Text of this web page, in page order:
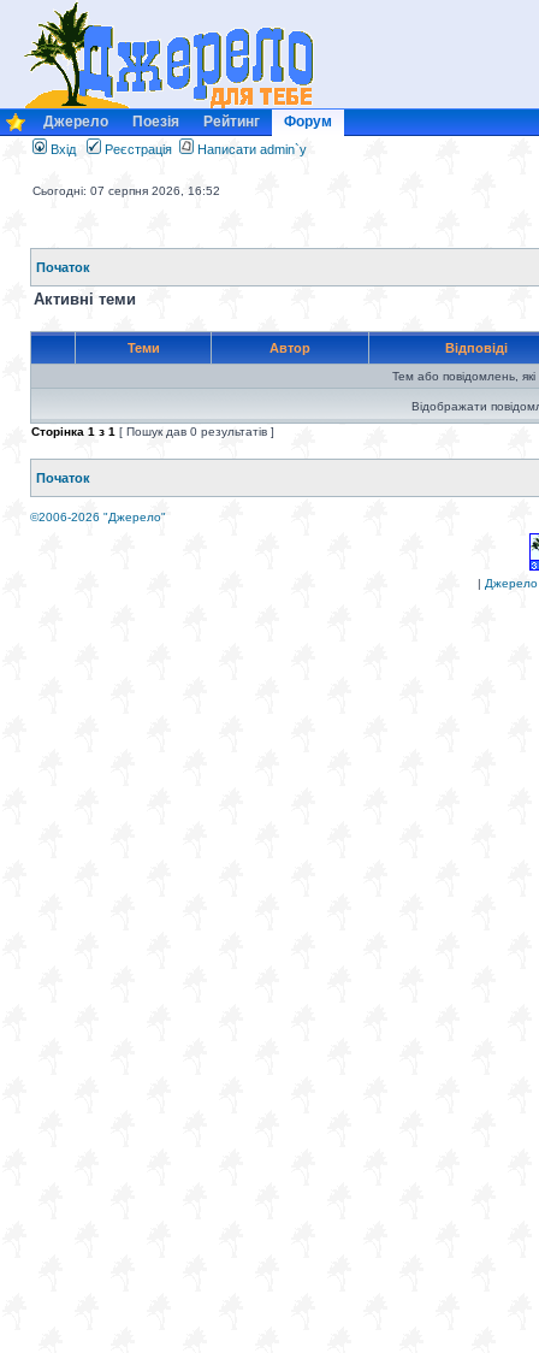
Джерело Поезія Рейтинг Форум
Вхід Реєстрація Написати admin`у
Сьогодні: 07 серпня 2026, 16:52
Початок
Активні теми
Теми Автор Відповіді
Тем або повідомлень,
Відображати
Сторінка 1 з 1 [ Пошук дав 0 результатів ]
Початок
©2006-2026 "Джерело"
| Джерело